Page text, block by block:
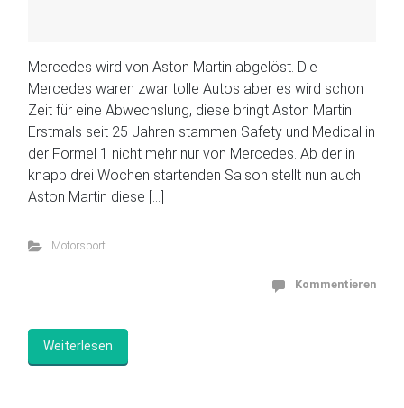
Mercedes wird von Aston Martin abgelöst. Die
Mercedes waren zwar tolle Autos aber es wird schon
Zeit für eine Abwechslung, diese bringt Aston Martin.
Erstmals seit 25 Jahren stammen Safety und Medical in
der Formel 1 nicht mehr nur von Mercedes. Ab der in
knapp drei Wochen startenden Saison stellt nun auch
Aston Martin diese […]
Motorsport
Kommentieren
Weiterlesen